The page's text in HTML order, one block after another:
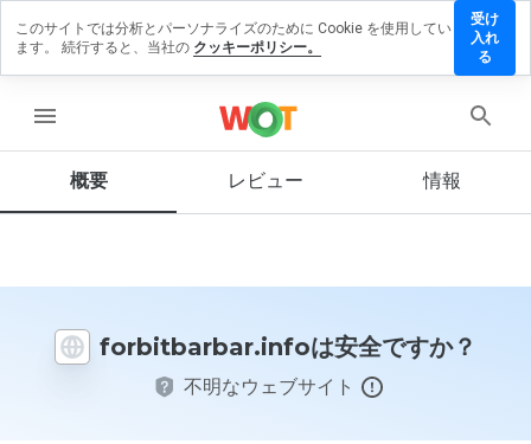
menu
概要 レビュー 情報
forbitbarbar.infoは安全ですか？
不明なウェブサイト
ューを
この
イト
から
このサイトでは分析とパーソナライズのために Cookie を使用してい
ます。 続行すると、当社の クッキーポリシー。
受け
入れ
る